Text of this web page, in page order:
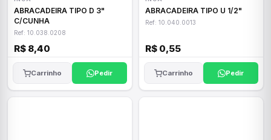
ABRACADEIRA TIPO D 3"
C/CUNHA
Ref: 10.038.0208
R$ 8,40
Carrinho Pedir
ABRACADEIRA TIPO U 1/2"
Ref: 10.040.0013
R$ 0,55
Carrinho Pedir